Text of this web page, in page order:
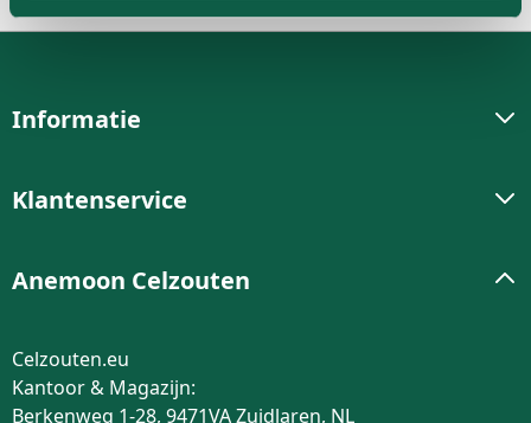
Informatie
Klantenservice
Anemoon Celzouten
Celzouten.eu
Kantoor & Magazijn:
Berkenweg 1-28, 9471VA Zuidlaren, NL